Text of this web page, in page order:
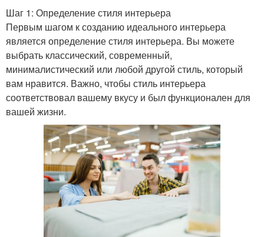
Шаг 1: Определение стиля интерьера
Первым шагом к созданию идеального интерьера
является определение стиля интерьера. Вы можете
выбрать классический, современный,
минималистический или любой другой стиль, который
вам нравится. Важно, чтобы стиль интерьера
соответствовал вашему вкусу и был функционален для
вашей жизни.